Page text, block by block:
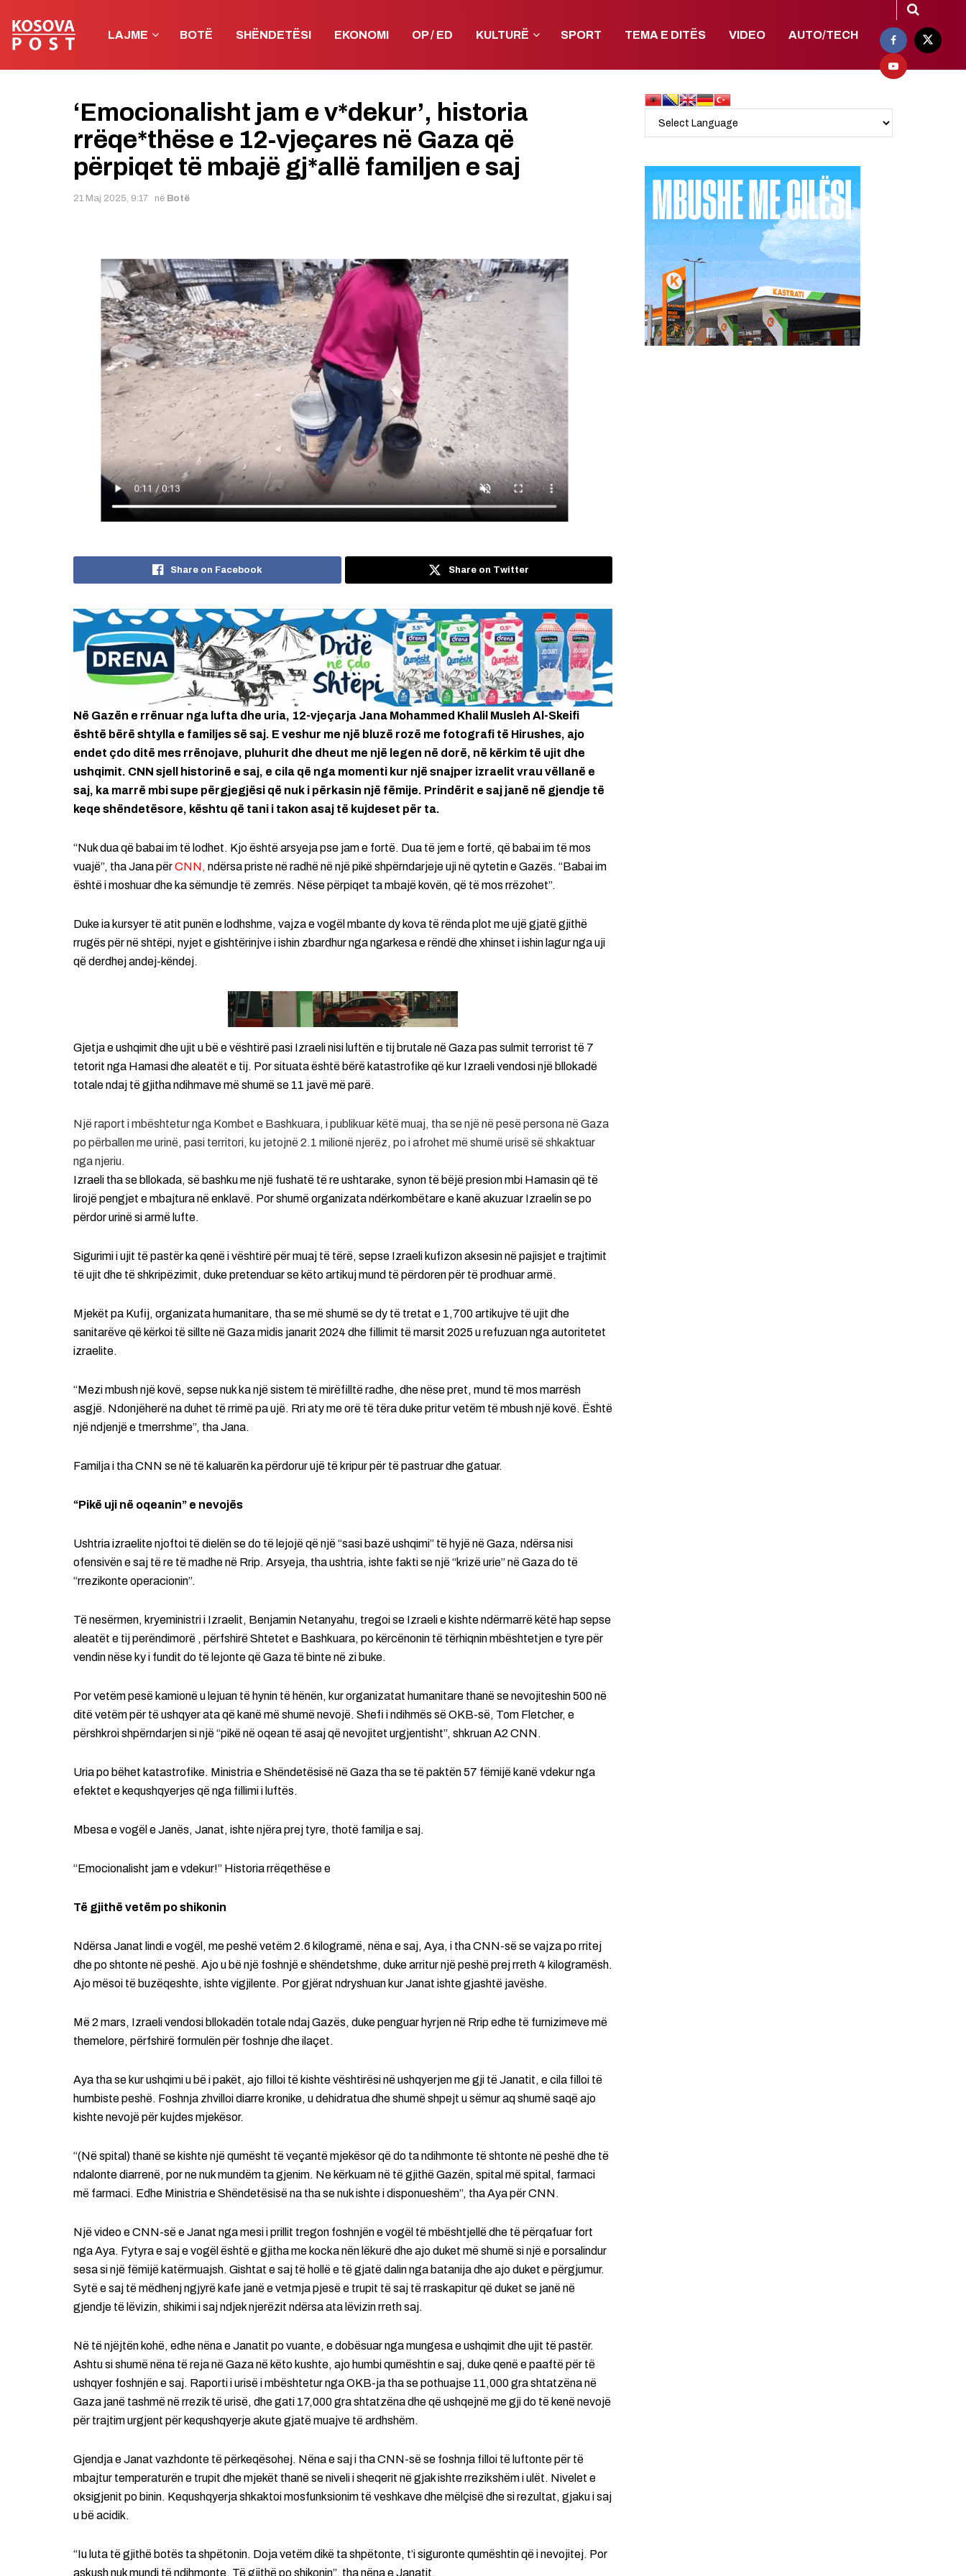
LAJME BOTË SHËNDETËSI EKONOMI OP / ED KULTURË SPORT TEMA E DITËS VIDEO AUTO/TECH
‘Emocionalisht jam e v*dekur’, historia
rrëqe*thëse e 12-vjeçares në Gaza që
përpiqet të mbajë gj*allë familjen e saj
21 Maj 2025, 9:17 në Botë
Share on Facebook Share on Twitter
Në Gazën e rrënuar nga lufta dhe uria, 12-vjeçarja Jana Mohammed Khalil Musleh Al-Skeifi
është bërë shtylla e familjes së saj. E veshur me një bluzë rozë me fotografi të Hirushes, ajo
endet çdo ditë mes rrënojave, pluhurit dhe dheut me një legen në dorë, në kërkim të ujit dhe
ushqimit. CNN sjell historinë e saj, e cila që nga momenti kur një snajper izraelit vrau vëllanë e
saj, ka marrë mbi supe përgjegjësi që nuk i përkasin një fëmije. Prindërit e saj janë në gjendje të
keqe shëndetësore, kështu që tani i takon asaj të kujdeset për ta.
“Nuk dua që babai im të lodhet. Kjo është arsyeja pse jam e fortë. Dua të jem e fortë, që babai im të mos
vuajë”, tha Jana përCNN, ndërsa priste në radhë në një pikë shpërndarjeje uji në qytetin e Gazës. “Babai im
është i moshuar dhe ka sëmundje të zemrës. Nëse përpiqet ta mbajë kovën, që të mos rrëzohet”.
Duke ia kursyer të atit punën e lodhshme, vajza e vogël mbante dy kova të rënda plot me ujë gjatë gjithë
rrugës për në shtëpi, nyjet e gishtërinjve i ishin zbardhur nga ngarkesa e rëndë dhe xhinset i ishin lagur nga uji
që derdhej andej-këndej.
Gjetja e ushqimit dhe ujit u bë e vështirë pasi Izraeli nisi luftën e tij brutale në Gaza pas sulmit terrorist të 7
tetorit nga Hamasi dhe aleatët e tij. Por situata është bërë katastrofike që kur Izraeli vendosi një bllokadë
totale ndaj të gjitha ndihmave më shumë se 11 javë më parë.
Një raport i mbështetur nga Kombet e Bashkuara, i publikuar këtë muaj, tha se një në pesë persona në Gaza
po përballen me urinë, pasi territori, ku jetojnë 2.1 milionë njerëz, po i afrohet më shumë urisë së shkaktuar
nga njeriu.
Izraeli tha se bllokada, së bashku me një fushatë të re ushtarake, synon të bëjë presion mbi Hamasin që të
lirojë pengjet e mbajtura në enklavë. Por shumë organizata ndërkombëtare e kanë akuzuar Izraelin se po
përdor urinë si armë lufte.
Sigurimi i ujit të pastër ka qenë i vështirë për muaj të tërë, sepse Izraeli kufizon aksesin në pajisjet e trajtimit
të ujit dhe të shkripëzimit, duke pretenduar se këto artikuj mund të përdoren për të prodhuar armë.
Mjekët pa Kufij, organizata humanitare, tha se më shumë se dy të tretat e 1,700 artikujve të ujit dhe
sanitarëve që kërkoi të sillte në Gaza midis janarit 2024 dhe fillimit të marsit 2025 u refuzuan nga autoritetet
izraelite.
“Mezi mbush një kovë, sepse nuk ka një sistem të mirëfilltë radhe, dhe nëse pret, mund të mos marrësh
asgjë. Ndonjëherë na duhet të rrimë pa ujë. Rri aty me orë të tëra duke pritur vetëm të mbush një kovë. Është
një ndjenjë e tmerrshme”, tha Jana.
Familja i tha CNN se në të kaluarën ka përdorur ujë të kripur për të pastruar dhe gatuar.
“Pikë uji në oqeanin” e nevojës
Ushtria izraelite njoftoi të dielën se do të lejojë që një “sasi bazë ushqimi” të hyjë në Gaza, ndërsa nisi
ofensivën e saj të re të madhe në Rrip. Arsyeja, tha ushtria, ishte fakti se një “krizë urie” në Gaza do të
“rrezikonte operacionin”.
Të nesërmen, kryeministri i Izraelit, Benjamin Netanyahu, tregoi se Izraeli e kishte ndërmarrë këtë hap sepse
aleatët e tij perëndimorë , përfshirë Shtetet e Bashkuara, po kërcënonin të tërhiqnin mbështetjen e tyre për
vendin nëse ky i fundit do të lejonte që Gaza të binte në zi buke.
Por vetëm pesë kamionë u lejuan të hynin të hënën, kur organizatat humanitare thanë se nevojiteshin 500 në
ditë vetëm për të ushqyer ata që kanë më shumë nevojë. Shefi i ndihmës së OKB-së, Tom Fletcher, e
përshkroi shpërndarjen si një “pikë në oqean të asaj që nevojitet urgjentisht”, shkruan A2 CNN.
Uria po bëhet katastrofike. Ministria e Shëndetësisë në Gaza tha se të paktën 57 fëmijë kanë vdekur nga
efektet e kequshqyerjes që nga fillimi i luftës.
Mbesa e vogël e Janës, Janat, ishte njëra prej tyre, thotë familja e saj.
“Emocionalisht jam e vdekur!” Historia rrëqethëse e
Të gjithë vetëm po shikonin
Ndërsa Janat lindi e vogël, me peshë vetëm 2.6 kilogramë, nëna e saj, Aya, i tha CNN-së se vajza po rritej
dhe po shtonte në peshë. Ajo u bë një foshnjë e shëndetshme, duke arritur një peshë prej rreth 4 kilogramësh.
Ajo mësoi të buzëqeshte, ishte vigjilente. Por gjërat ndryshuan kur Janat ishte gjashtë javëshe.
Më 2 mars, Izraeli vendosi bllokadën totale ndaj Gazës, duke penguar hyrjen në Rrip edhe të furnizimeve më
themelore, përfshirë formulën për foshnje dhe ilaçet.
Aya tha se kur ushqimi u bë i pakët, ajo filloi të kishte vështirësi në ushqyerjen me gji të Janatit, e cila filloi të
humbiste peshë. Foshnja zhvilloi diarre kronike, u dehidratua dhe shumë shpejt u sëmur aq shumë saqë ajo
kishte nevojë për kujdes mjekësor.
“(Në spital) thanë se kishte një qumësht të veçantë mjekësor që do ta ndihmonte të shtonte në peshë dhe të
ndalonte diarrenë, por ne nuk mundëm ta gjenim. Ne kërkuam në të gjithë Gazën, spital më spital, farmaci
më farmaci. Edhe Ministria e Shëndetësisë na tha se nuk ishte i disponueshëm”, tha Aya për CNN.
Një video e CNN-së e Janat nga mesi i prillit tregon foshnjën e vogël të mbështjellë dhe të përqafuar fort
nga Aya. Fytyra e saj e vogël është e gjitha me kocka nën lëkurë dhe ajo duket më shumë si një e porsalindur
sesa si një fëmijë katërmuajsh. Gishtat e saj të hollë e të gjatë dalin nga batanija dhe ajo duket e përgjumur.
Sytë e saj të mëdhenj ngjyrë kafe janë e vetmja pjesë e trupit të saj të rraskapitur që duket se janë në
gjendje të lëvizin, shikimi i saj ndjek njerëzit ndërsa ata lëvizin rreth saj.
Në të njëjtën kohë, edhe nëna e Janatit po vuante, e dobësuar nga mungesa e ushqimit dhe ujit të pastër.
Ashtu si shumë nëna të reja në Gaza në këto kushte, ajo humbi qumështin e saj, duke qenë e paaftë për të
ushqyer foshnjën e saj. Raporti i urisë i mbështetur nga OKB-ja tha se pothuajse 11,000 gra shtatzëna në
Gaza janë tashmë në rrezik të urisë, dhe gati 17,000 gra shtatzëna dhe që ushqejnë me gji do të kenë nevojë
për trajtim urgjent për kequshqyerje akute gjatë muajve të ardhshëm.
Gjendja e Janat vazhdonte të përkeqësohej. Nëna e saj i tha CNN-së se foshnja filloi të luftonte për të
mbajtur temperaturën e trupit dhe mjekët thanë se niveli i sheqerit në gjak ishte rrezikshëm i ulët. Nivelet e
oksigjenit po binin. Kequshqyerja shkaktoi mosfunksionim të veshkave dhe mëlçisë dhe si rezultat, gjaku i saj
u bë acidik.
“Iu luta të gjithë botës ta shpëtonin. Doja vetëm dikë ta shpëtonte, t’i siguronte qumështin që i nevojitej. Por
askush nuk mundi të ndihmonte. Të gjithë po shikonin”, tha nëna e Janatit.